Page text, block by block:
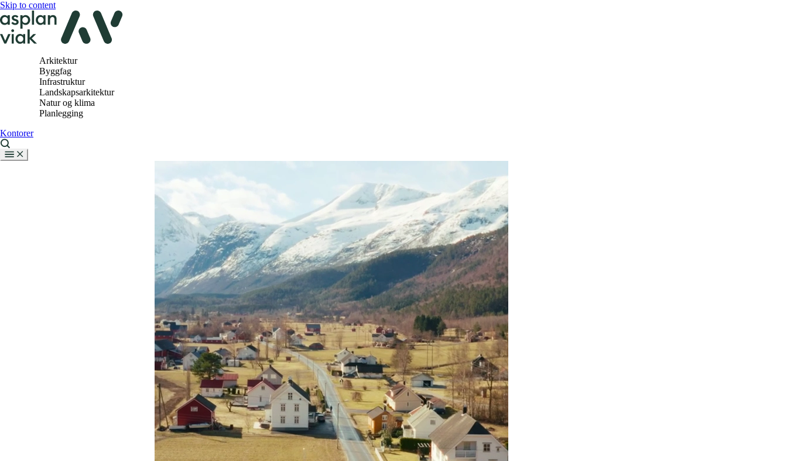
Skip to content
Arkitektur
Byggfag
Infrastruktur
Landskapsarkitektur
Natur og klima
Planlegging
Kontorer